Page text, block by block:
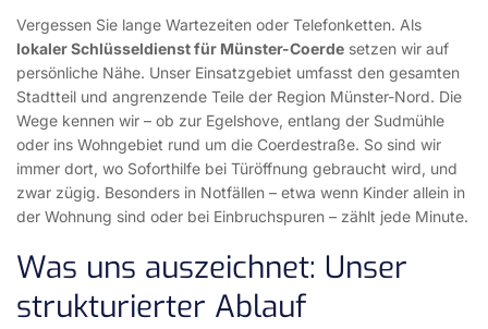
Vergessen Sie lange Wartezeiten oder Telefonketten. Als
lokaler Schlüsseldienst für Münster-Coerde setzen wir auf
persönliche Nähe. Unser Einsatzgebiet umfasst den gesamten
Stadtteil und angrenzende Teile der Region Münster-Nord. Die
Wege kennen wir – ob zur Egelshove, entlang der Sudmühle
oder ins Wohngebiet rund um die Coerdestraße. So sind wir
immer dort, wo Soforthilfe bei Türöffnung gebraucht wird, und
zwar zügig. Besonders in Notfällen – etwa wenn Kinder allein in
der Wohnung sind oder bei Einbruchspuren – zählt jede Minute.
Was uns auszeichnet: Unser
strukturierter Ablauf